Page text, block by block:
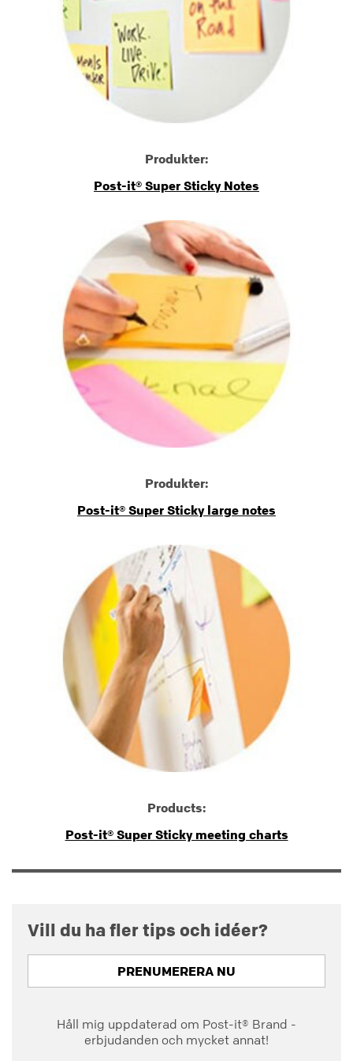
Produkter:
Post-it® Super Sticky Notes
Produkter:
Post-it® Super Sticky large notes
Products:
Post-it® Super Sticky meeting charts
Vill du ha fler tips och idéer?
PRENUMERERA NU
Håll mig uppdaterad om Post-it® Brand -
erbjudanden och mycket annat!